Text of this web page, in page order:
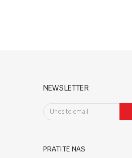
NEWSLETTER
PRATITE NAS